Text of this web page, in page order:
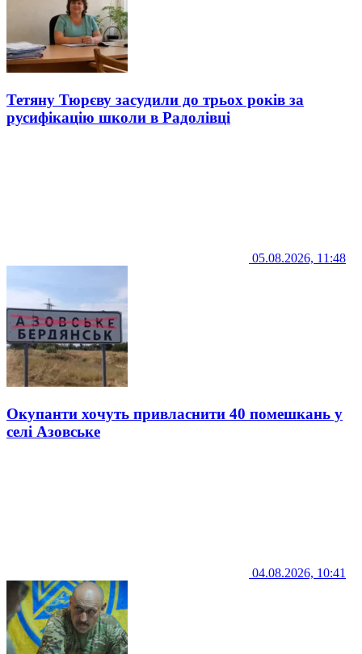
Тетяну Тюрєву засудили до трьох років за
русифікацію школи в Радолівці
05.08.2026, 11:48
Окупанти хочуть привласнити 40 помешкань у
селі Азовське
04.08.2026, 10:41